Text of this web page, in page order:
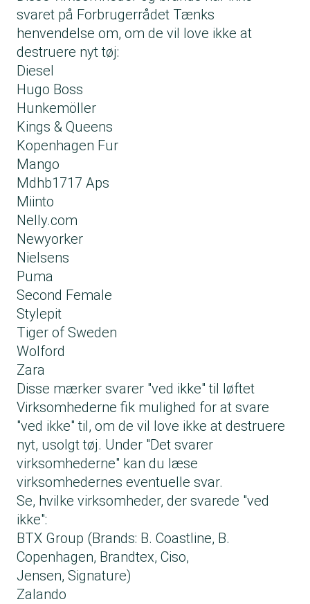
svaret på Forbrugerrådet Tænks
henvendelse om, om de vil love ikke at
destruere nyt tøj:
Diesel
Hugo Boss
Hunkemöller
Kings & Queens
Kopenhagen Fur
Mango
Mdhb1717 Aps
Miinto
Nelly.com
Newyorker
Nielsens
Puma
Second Female
Stylepit
Tiger of Sweden
Wolford
Zara
Disse mærker svarer "ved ikke" til løftet
Virksomhederne fik mulighed for at svare
"ved ikke" til, om de vil love ikke at destruere
nyt, usolgt tøj. Under "Det svarer
virksomhederne" kan du læse
virksomhedernes eventuelle svar.
Se, hvilke virksomheder, der svarede "ved
ikke":
BTX Group (Brands: B. Coastline, B.
Copenhagen, Brandtex, Ciso,
Jensen, Signature)
Zalando